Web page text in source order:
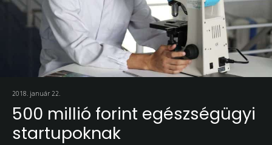
2018. január 22.
500 millió forint egészségügyi
startupoknak